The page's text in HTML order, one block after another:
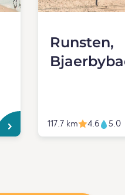
Runsten,
117.7 km 4.6 5.0